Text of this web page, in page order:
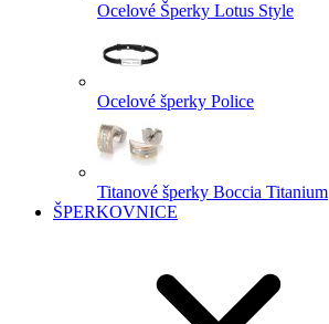
Ocelové Šperky Lotus Style
Ocelové šperky Police
Titanové šperky Boccia Titanium
ŠPERKOVNICE